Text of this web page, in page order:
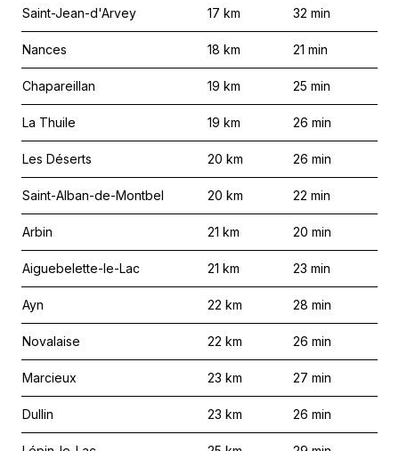
Saint-Jean-d'Arvey 17 km 32 min
Nances 18 km 21 min
Chapareillan 19 km 25 min
La Thuile 19 km 26 min
Les Déserts 20 km 26 min
Saint-Alban-de-Montbel 20 km 22 min
Arbin 21 km 20 min
Aiguebelette-le-Lac 21 km 23 min
Ayn 22 km 28 min
Novalaise 22 km 26 min
Marcieux 23 km 27 min
Dullin 23 km 26 min